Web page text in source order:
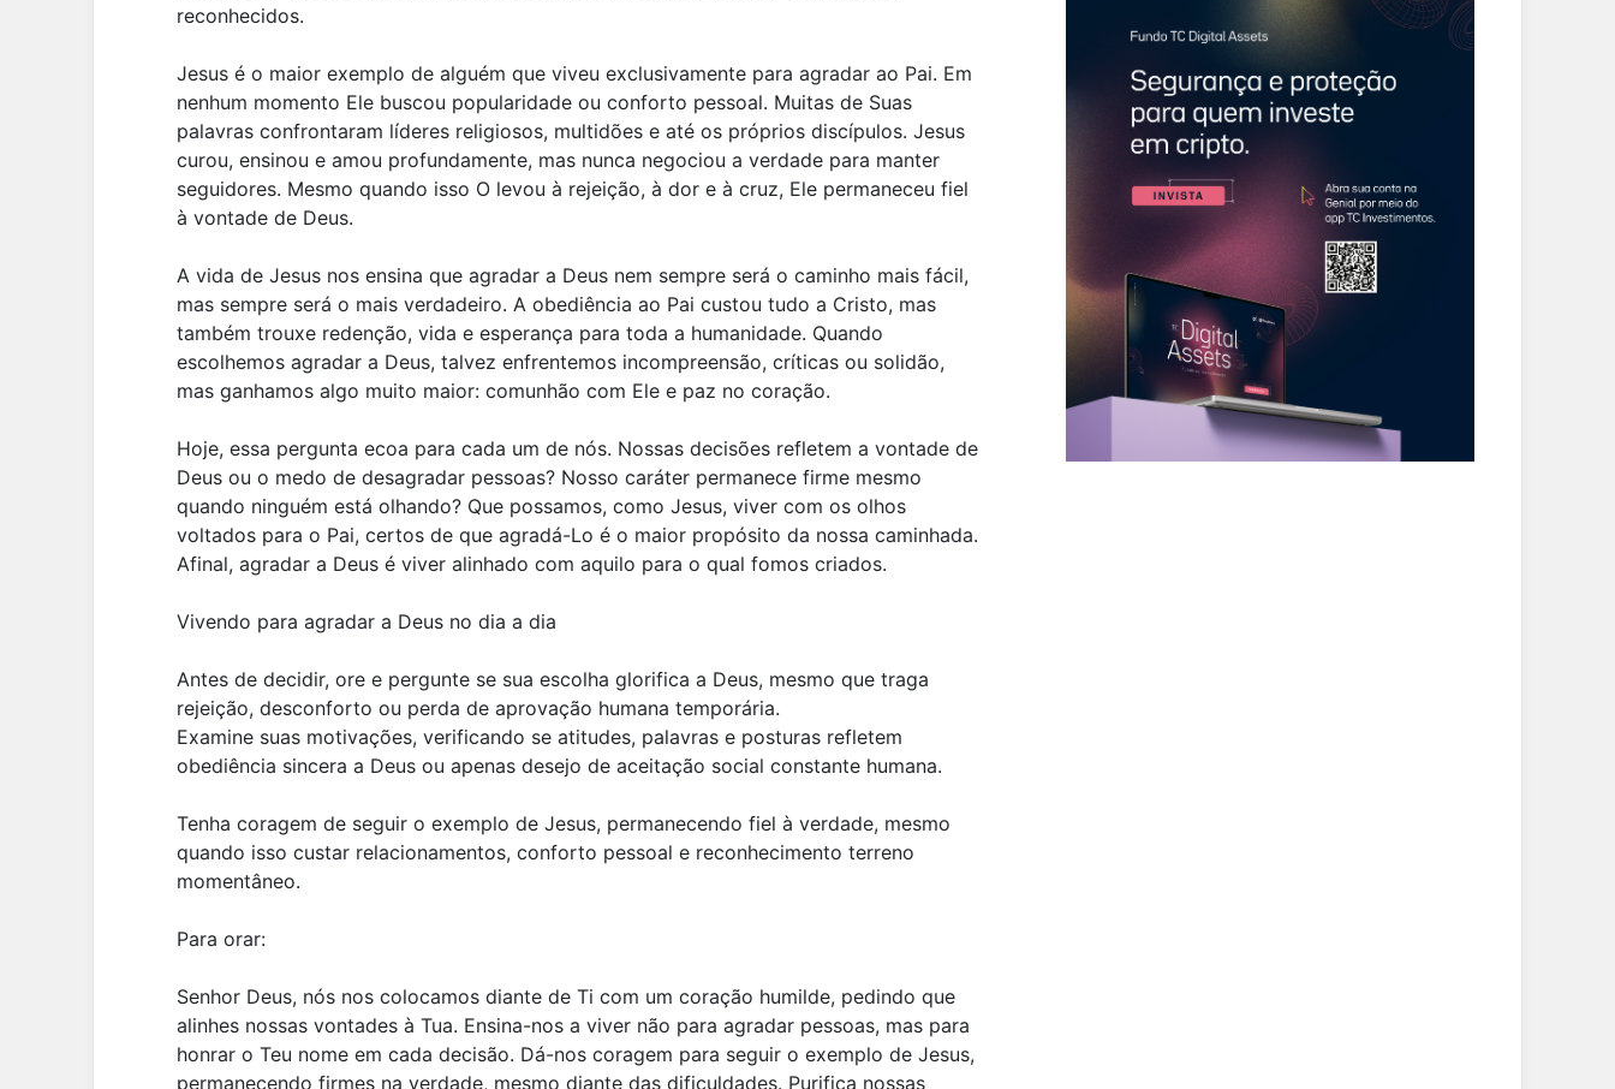
reconhecidos.
Jesus é o maior exemplo de alguém que viveu exclusivamente para agradar ao Pai. Em
nenhum momento Ele buscou popularidade ou conforto pessoal. Muitas de Suas
palavras confrontaram líderes religiosos, multidões e até os próprios discípulos. Jesus
curou, ensinou e amou profundamente, mas nunca negociou a verdade para manter
seguidores. Mesmo quando isso O levou à rejeição, à dor e à cruz, Ele permaneceu fiel
à vontade de Deus.
A vida de Jesus nos ensina que agradar a Deus nem sempre será o caminho mais fácil,
mas sempre será o mais verdadeiro. A obediência ao Pai custou tudo a Cristo, mas
também trouxe redenção, vida e esperança para toda a humanidade. Quando
escolhemos agradar a Deus, talvez enfrentemos incompreensão, críticas ou solidão,
mas ganhamos algo muito maior: comunhão com Ele e paz no coração.
Hoje, essa pergunta ecoa para cada um de nós. Nossas decisões refletem a vontade de
Deus ou o medo de desagradar pessoas? Nosso caráter permanece firme mesmo
quando ninguém está olhando? Que possamos, como Jesus, viver com os olhos
voltados para o Pai, certos de que agradá-Lo é o maior propósito da nossa caminhada.
Afinal, agradar a Deus é viver alinhado com aquilo para o qual fomos criados.
Vivendo para agradar a Deus no dia a dia
Antes de decidir, ore e pergunte se sua escolha glorifica a Deus, mesmo que traga
rejeição, desconforto ou perda de aprovação humana temporária.
Examine suas motivações, verificando se atitudes, palavras e posturas refletem
obediência sincera a Deus ou apenas desejo de aceitação social constante humana.
Tenha coragem de seguir o exemplo de Jesus, permanecendo fiel à verdade, mesmo
quando isso custar relacionamentos, conforto pessoal e reconhecimento terreno
momentâneo.
Para orar:
Senhor Deus, nós nos colocamos diante de Ti com um coração humilde, pedindo que
alinhes nossas vontades à Tua. Ensina-nos a viver não para agradar pessoas, mas para
honrar o Teu nome em cada decisão. Dá-nos coragem para seguir o exemplo de Jesus,
permanecendo firmes na verdade, mesmo diante das dificuldades. Purifica nossas